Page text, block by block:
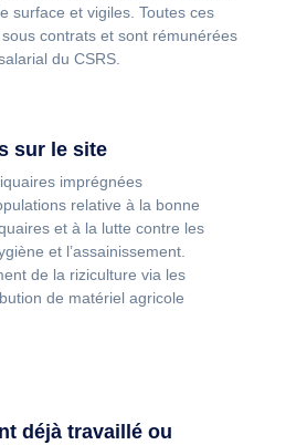
surface et vigiles. Toutes ces
contrats et sont rémunérées
du CSRS.
sur le site
imprégnées
relative à la bonne
et à la lutte contre les
et l’assainissement.
de la riziculture via les
de matériel agricole
déjà travaillé ou